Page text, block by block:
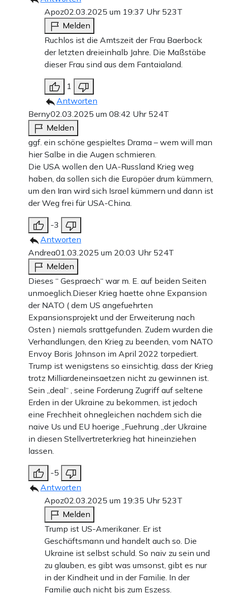
Apoz02.03.2025 um 19:37 Uhr 523T
Melden
Ruchlos ist die Amtszeit der Frau Baerbock
der letzten dreieinhalb Jahre. Die Maßstäbe
dieser Frau sind aus dem Fantaialand.
1
Antworten
Berny02.03.2025 um 08:42 Uhr 524T
Melden
ggf. ein schöne gespieltes Drama – wem will man
hier Salbe in die Augen schmieren.
Die USA wollen den UA-Russland Krieg weg
haben, da sollen sich die Europäer drum kümmern,
um den Iran wird sich Israel kümmern und dann ist
der Weg frei für USA-China.
-3
Antworten
Andrea01.03.2025 um 20:03 Uhr 524T
Melden
Dieses “ Gespraech“ war m. E. auf beiden Seiten
unmoeglich.Dieser Krieg haette ohne Expansion
der NATO ( dem US angefuehrten
Expansionsprojekt und der Erweiterung nach
Osten ) niemals srattgefunden. Zudem wurden die
Verhandlungen, den Krieg zu beenden, vom NATO
Envoy Boris Johnson im April 2022 torpediert.
Trump ist wenigstens so einsichtig, dass der Krieg
trotz Milliardeneinsaetzen nicht zu gewinnen ist.
Sein „deal“ , seine Forderung Zugriff auf seltene
Erden in der Ukraine zu bekommen, ist jedoch
eine Frechheit ohnegleichen nachdem sich die
naive Us und EU hoerige „Fuehrung „der Ukraine
in diesen Stellvertreterkrieg hat hineinziehen
lassen.
-5
Antworten
Apoz02.03.2025 um 19:35 Uhr 523T
Melden
Trump ist US-Amerikaner. Er ist
Geschäftsmann und handelt auch so. Die
Ukraine ist selbst schuld. So naiv zu sein und
zu glauben, es gibt was umsonst, gibt es nur
in der Kindheit und in der Familie. In der
Familie auch nicht bis zum Eszess.